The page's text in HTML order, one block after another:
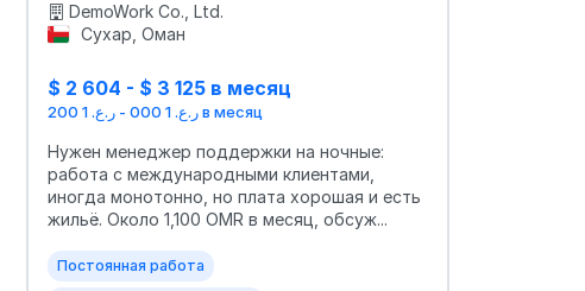
DemoWork Co., Ltd.
Сухар, Оман
$ 2 604 - $ 3 125 в месяц
ر.ع. 1 000 - ر.ع. 1 200 в месяц
Нужен менеджер поддержки на ночные:
работа с международными клиентами,
иногда монотонно, но плата хорошая и есть
жильё. Около 1,100 OMR в месяц, обсуж...
Постоянная работа